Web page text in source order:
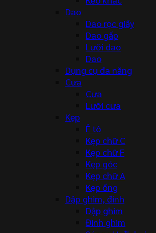
Dao
Dao rọc giấy
Dao gấp
Lưỡi dao
Dao
Dụng cụ đa năng
Cưa
Cưa
Lưỡi cưa
Kẹp
Ê tô
Kẹp chữ C
Kẹp chữ F
Kẹp góc
Kẹp chữ A
Kẹp ống
Dập ghim, đinh
Dập ghim
Đinh ghim